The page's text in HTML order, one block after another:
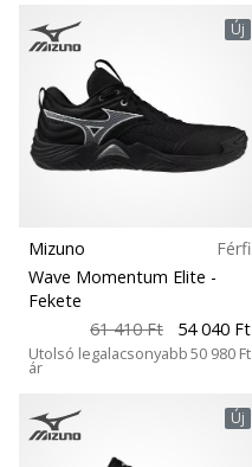
Csatlakozz
hozzánk
márkanagykövetként.
Minden cikk
Futástípus
cipő típusok
Tömeg
Új
Mizuno
Férfi
Wave Momentum Elite -
Fekete
61 410 Ft
54 040 Ft
Utolsó legalacsonyabb
ár
50 980 Ft
Új